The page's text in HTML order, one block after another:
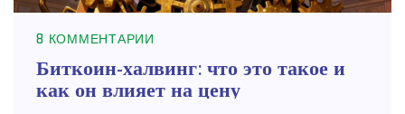
8 КОММЕНТАРИИ
Биткоин-халвинг: что это такое и
как он влияет на цену